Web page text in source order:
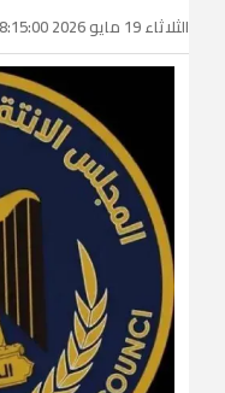
الثلاثاء 19 مايو 2026 18:15:00